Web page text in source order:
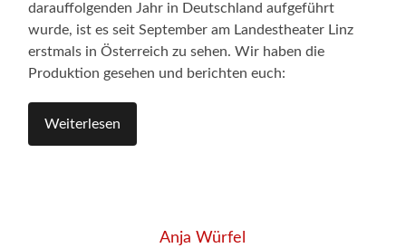
darauffolgenden Jahr in Deutschland aufgeführt
wurde, ist es seit September am Landestheater Linz
erstmals in Österreich zu sehen. Wir haben die
Produktion gesehen und berichten euch:
Weiterlesen
Anja Würfel